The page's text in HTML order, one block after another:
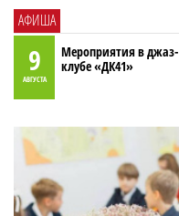
АФИША
9
АВГУСТА
Мероприятия в джаз-
клубе «ДК41»